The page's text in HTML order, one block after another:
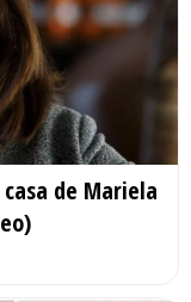
de Mariela